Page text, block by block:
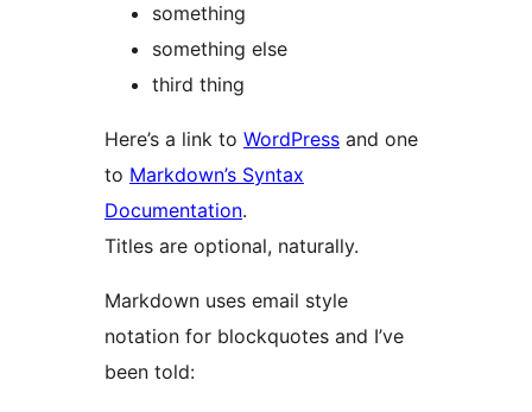
something
something else
third thing
Here’s a link to WordPress and one
to Markdown’s Syntax
Documentation.
Titles are optional, naturally.
Markdown uses email style
notation for blockquotes and I’ve
been told: